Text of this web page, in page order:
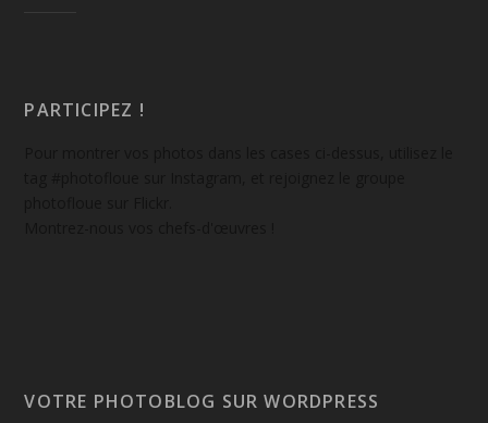
PARTICIPEZ !
VOTRE PHOTOBLOG SUR WORDPRESS